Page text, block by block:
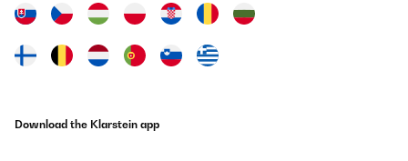
Download the Klarstein app